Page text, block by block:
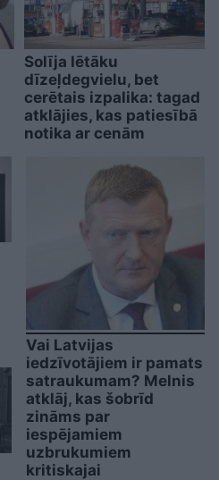
Solīja lētāku
dīzeļdegvielu, bet
cerētais izpalika: tagad
atklājies, kas patiesībā
notika ar cenām
Vai Latvijas
iedzīvotājiem ir pamats
satraukumam? Melnis
atklāj, kas šobrīd
zināms par
iespējamiem
uzbrukumiem
kritiskajai